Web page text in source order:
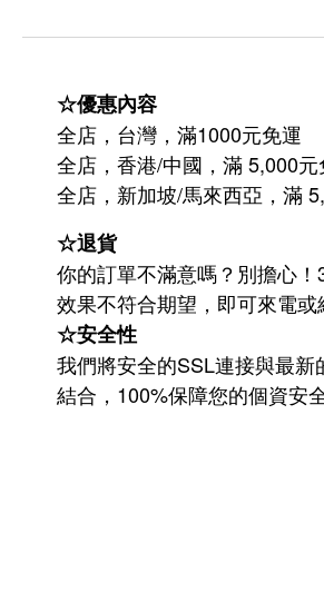
☆優惠內容
全店，台灣，滿1000元免運
全店，香港/中國，滿 5,000元
全店，新加坡/馬來西亞，滿
☆退貨
你的訂單不滿意嗎？別擔心
效果不符合期望，即可來電或
☆安全性
我們將安全的SSL連接與最新
結合，100%保障您的個資安全